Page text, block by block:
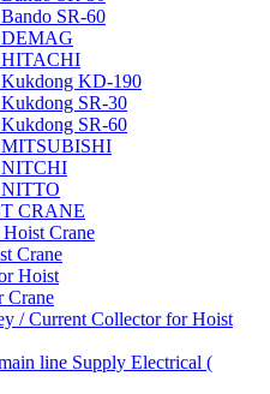
SR-60
DEMAG
HITACHI
KD-190
SR-30
SR-60
MITSUBISHI
NITCHI
CRANE
Crane
Crane
Hoist
Crane
/ Current Collector for Hoist
line Supply Electrical (